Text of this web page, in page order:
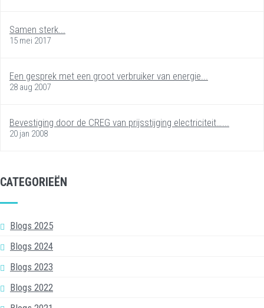
Samen sterk...
15 mei 2017
Een gesprek met een groot verbruiker van energie...
28 aug 2007
Bevestiging door de CREG van prijsstijging electriciteit…...
20 jan 2008
CATEGORIEËN
Blogs 2025
Blogs 2024
Blogs 2023
Blogs 2022